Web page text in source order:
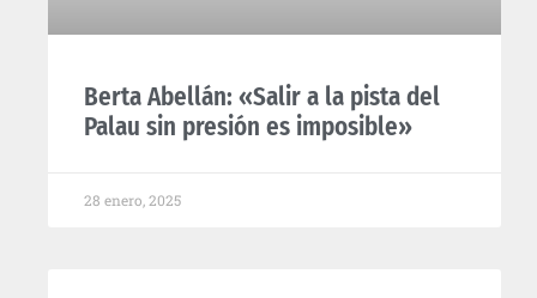
Berta Abellán: «Salir a la pista del
Palau sin presión es imposible»
28 enero, 2025